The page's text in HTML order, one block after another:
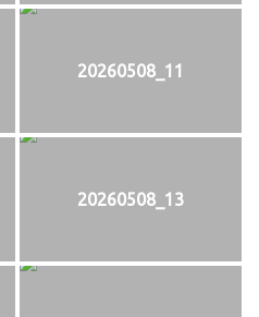
20260508_11
20260508_13